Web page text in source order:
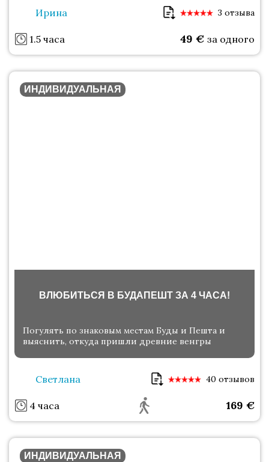
Ирина 3 отзыва
1.5 часа 49 € за одного
ИНДИВИДУАЛЬНАЯ
ВЛЮБИТЬСЯ В БУДАПЕШТ ЗА 4 ЧАСА!
Погулять по знаковым местам Буды и Пешта и
выяснить, откуда пришли древние венгры
Светлана 40 отзывов
4 часа 169 €
ИНДИВИДУАЛЬНАЯ